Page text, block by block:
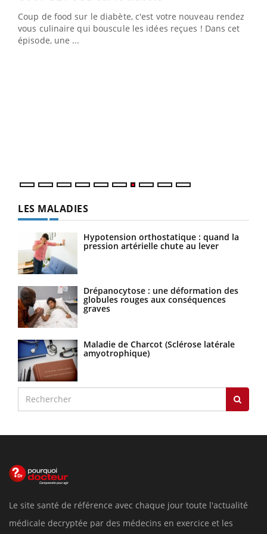
Coup de food sur le diabète, c'est votre nouveau rendez-
vous culinaire qui bouscule les idées reçues ! Dans cet
épisode, une ...
LES MALADIES
Hypotension orthostatique : quand la
pression artérielle chute au lever
Drépanocytose : une déformation des
globules rouges aux conséquences
graves
Maladie de Charcot (Sclérose latérale
amyotrophique)
Le site santé de référence avec chaque jour toute l'actualité
médicale decryptée par des médecins en exercice et les